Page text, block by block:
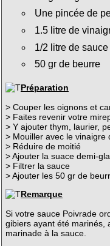
Une pincée de
1.5 litre de
1/2 litre de
50 gr de beurre
Préparation
> Couper les oignons et
> Faites revenir votre
> Y ajouter thym, laurier,
> Mouiller avec le vinaigre
> Réduire de moitié
> Ajouter la suace demi-
> Filtrer la sauce
> Ajouter les 50 gr de
Remarque
Si votre sauce Poivrade
gibiers ayant été marinés,
marinade à la sauce.